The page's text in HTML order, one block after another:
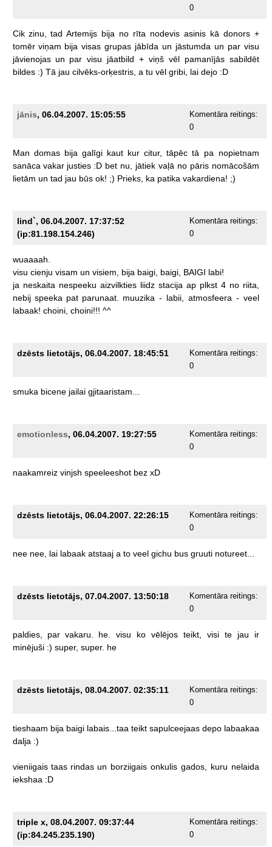
0
Cik zinu, tad Artemijs bija no rīta nodevis asinis kā donors +
tomēr viņam bija visas grupas jābīda un jāstumda un par visu
jāvienojas un par visu jāatbild + viņš vēl pamanījās sabildēt
bildes :) Tā jau cilvēks-orķestris, a tu vēl gribi, lai dejo :D
jānis, 06.04.2007. 15:05:55
Komentāra reitings:
0
Man domas bija galīgi kaut kur citur, tāpēc tā pa
nopietnam
sanāca vakar justies :D bet nu, jātiek vaļā no pāris nomācošām
lietām un tad jau būs ok! ;) Prieks, ka patika vakardiena! ;)
lind`, 06.04.2007. 17:37:52
(ip:81.198.154.246)
Komentāra reitings:
0
wuaaaah.
visu cienju visam un visiem, bija baigi, baigi, BAIGI labi!
ja neskaita nespeeku aizvilkties liidz stacija ap plkst 4 no riita,
nebij speeka pat parunaat. muuzika - labii, atmosfeera - veel
labaak! choini, choini!!! ^^
dzēsts lietotājs, 06.04.2007. 18:45:51
Komentāra reitings:
0
smuka bicene jailai gjitaaristam...
emotionless, 06.04.2007. 19:27:55
Komentāra reitings:
0
naakamreiz vinjsh speeleeshot bez xD
dzēsts lietotājs, 06.04.2007. 22:26:15
Komentāra reitings:
0
nee nee, lai labaak atstaaj a to veel gichu bus gruuti notureet...
dzēsts lietotājs, 07.04.2007. 13:50:18
Komentāra reitings:
0
paldies, par vakaru. he. visu ko vēlējos teikt, visi te jau
ir
minējuši :) super, super. he
dzēsts lietotājs, 08.04.2007. 02:35:11
Komentāra reitings:
0
tieshaam bija baigi labais...taa teikt sapulceejaas depo labaakaa
dalja :)
vieniigais taas rindas un borziigais onkulis gados, kuru nelaida
iekshaa :D
triple x, 08.04.2007. 09:37:44
(ip:84.245.235.190)
Komentāra reitings:
0